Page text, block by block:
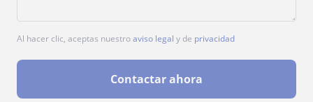
Al hacer clic, aceptas nuestroaviso legal y de privacidad
Contactar ahora